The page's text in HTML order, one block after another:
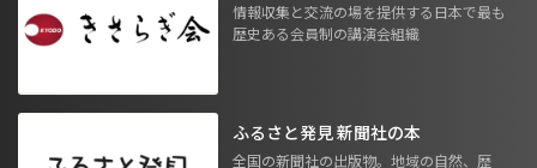
情報収集と交流の場を提供する日本で最も
歴史ある会員制の講演会組織
ふるさと発見 新聞社の本
全国の新聞社の出版物。地域の自然、歴